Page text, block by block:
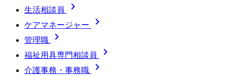
生活相談員 
ケアマネージャー 
管理職 
福祉用具専門相談員 
介護事務・事務職 